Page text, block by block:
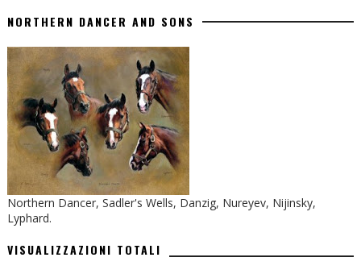
NORTHERN DANCER AND SONS
Northern Dancer, Sadler's Wells, Danzig, Nureyev, Nijinsky,
Lyphard.
VISUALIZZAZIONI TOTALI